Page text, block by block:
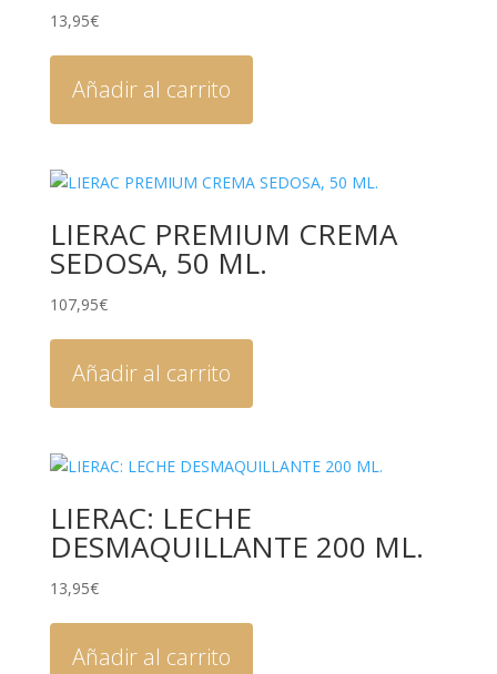
13,95€
Añadir al carrito
LIERAC PREMIUM CREMA
SEDOSA, 50 ML.
107,95€
Añadir al carrito
LIERAC: LECHE
DESMAQUILLANTE 200 ML.
13,95€
Añadir al carrito